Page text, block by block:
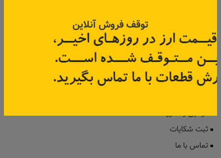
برند لوازم یدکی
اخبار
رویدادها
مجله رنو
قوانین و مقررات
ثبت شکایات
تماس با ما
توقف فروش آنلاین